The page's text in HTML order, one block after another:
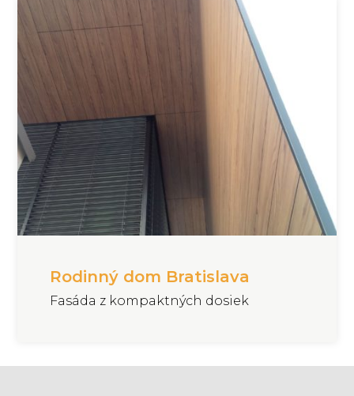
Rodinný dom Bratislava
Fasáda z kompaktných dosiek